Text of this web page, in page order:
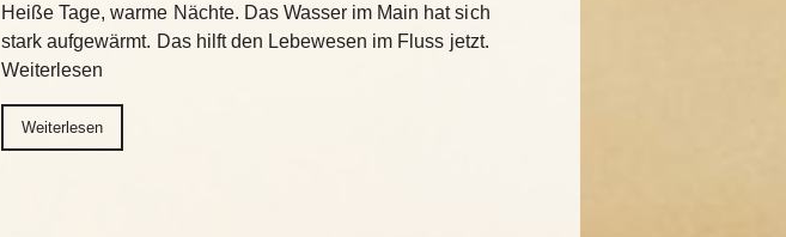
Heiße Tage, warme Nächte. Das Wasser im Main hat sich
stark aufgewärmt. Das hilft den Lebewesen im Fluss jetzt.
Weiterlesen
Weiterlesen